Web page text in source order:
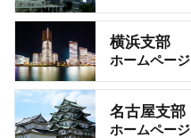
横浜支部
ホームページ
名古屋支部
ホームページ